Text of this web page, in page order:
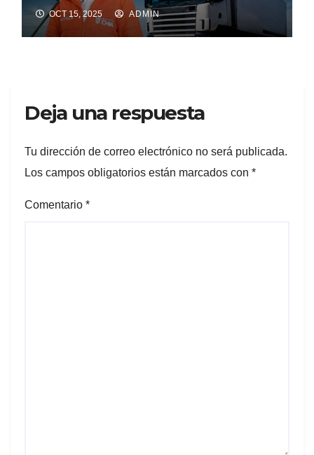
OCT 15, 2025 ADMIN
Deja una respuesta
Tu dirección de correo electrónico no será publicada.
Los campos obligatorios están marcados con *
Comentario *